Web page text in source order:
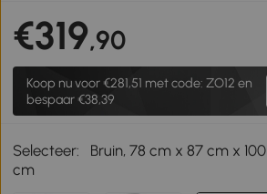
€319,90
Koop nu voor €281,51 met code: ZO12 en
bespaar €38,39
Selecteer:
Bruin, 78 cm x 87 cm x 100
cm